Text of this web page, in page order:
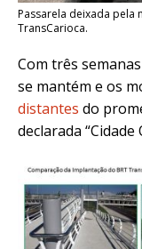
Passarela deixada pela
TransCarioca.
Com três
se mantém e os
distantes do
declarada “Cidade